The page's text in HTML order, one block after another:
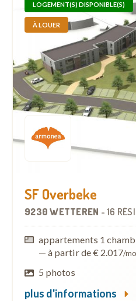
LOGEMENT(S) DISPONIBLE(S)
À LOUER
SF Overbeke
9230 WETTEREN - 16
appartements 1
— à partir de € 2.017/
5 photos
plus d'informations